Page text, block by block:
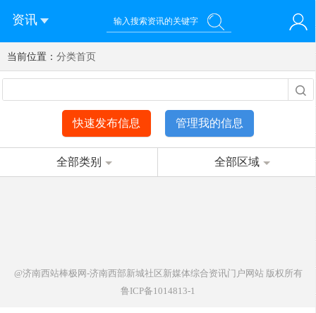
资讯
您好！欢迎来到济南西站棒极网-济南西部新城社区新媒体综
合资讯门户网站
登录 注册 微信快速登录
当前位置： 分类首页
快速发布信息 管理我的信息
全部类别 全部区域
@济南西站棒极网-济南西部新城社区新媒体综合资讯门户网站版权所有
鲁ICP备1014813-1